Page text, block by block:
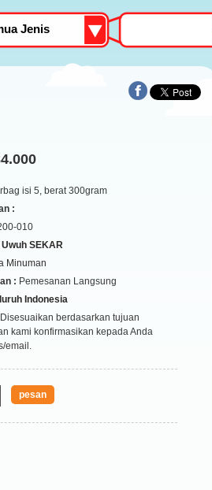
isi 5, berat 300gram
:
010
SEKAR
Minuman
: Pemesanan Langsung
Indonesia
Disesuaikan berdasarkan tujuan
kami konfirmasikan kepada Anda
email.